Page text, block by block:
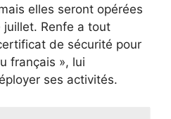
elles seront opérées
Renfe a tout
de sécurité pour
français », lui
ses activités.